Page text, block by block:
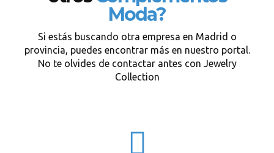
Moda?
Si estás buscando otra empresa en Madrid o
provincia, puedes encontrar más en nuestro portal.
No te olvides de contactar antes con Jewelry
Collection